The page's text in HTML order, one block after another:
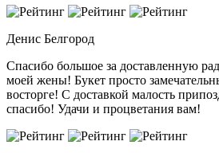
Денис Белгород
Спасибо большое за доставленную
моей жены! Букет просто
восторге! С доставкой малость
спасибо! Удачи и процветания вам!